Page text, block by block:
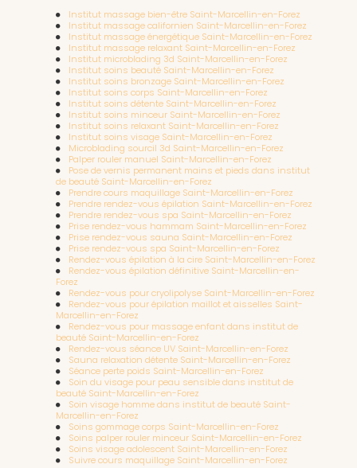
Institut massage bien-être Saint-Marcellin-en-Forez
Institut massage californien Saint-Marcellin-en-Forez
Institut massage énergétique Saint-Marcellin-en-Forez
Institut massage relaxant Saint-Marcellin-en-Forez
Institut microblading 3d Saint-Marcellin-en-Forez
Institut soins beauté Saint-Marcellin-en-Forez
Institut soins bronzage Saint-Marcellin-en-Forez
Institut soins corps Saint-Marcellin-en-Forez
Institut soins détente Saint-Marcellin-en-Forez
Institut soins minceur Saint-Marcellin-en-Forez
Institut soins relaxant Saint-Marcellin-en-Forez
Institut soins visage Saint-Marcellin-en-Forez
Microblading sourcil 3d Saint-Marcellin-en-Forez
Palper rouler manuel Saint-Marcellin-en-Forez
Pose de vernis permanent mains et pieds dans institut
de beauté Saint-Marcellin-en-Forez
Prendre cours maquillage Saint-Marcellin-en-Forez
Prendre rendez-vous épilation Saint-Marcellin-en-Forez
Prendre rendez-vous spa Saint-Marcellin-en-Forez
Prise rendez-vous hammam Saint-Marcellin-en-Forez
Prise rendez-vous sauna Saint-Marcellin-en-Forez
Prise rendez-vous spa Saint-Marcellin-en-Forez
Rendez-vous épilation à la cire Saint-Marcellin-en-Forez
Rendez-vous épilation définitive Saint-Marcellin-en-
Forez
Rendez-vous pour cryolipolyse Saint-Marcellin-en-Forez
Rendez-vous pour épilation maillot et aisselles Saint-
Marcellin-en-Forez
Rendez-vous pour massage enfant dans institut de
beauté Saint-Marcellin-en-Forez
Rendez-vous séance UV Saint-Marcellin-en-Forez
Sauna relaxation détente Saint-Marcellin-en-Forez
Séance perte poids Saint-Marcellin-en-Forez
Soin du visage pour peau sensible dans institut de
beauté Saint-Marcellin-en-Forez
Soin visage homme dans institut de beauté Saint-
Marcellin-en-Forez
Soins gommage corps Saint-Marcellin-en-Forez
Soins palper rouler minceur Saint-Marcellin-en-Forez
Soins visage adolescent Saint-Marcellin-en-Forez
Suivre cours maquillage Saint-Marcellin-en-Forez